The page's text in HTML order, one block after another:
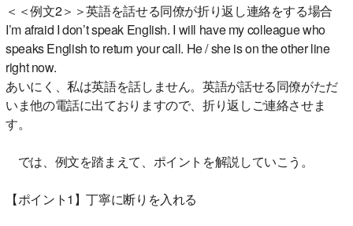
＜＜例文2＞＞英語を話せる同僚が折り返し連絡をする場合
I’m afraid I don’t speak English. I will have my colleague who
speaks English to return your call. He / she is on the other line
right now.
あいにく、私は英語を話しません。英語が話せる同僚がただ
いま他の電話に出ておりますので、折り返しご連絡させま
す。
では、例文を踏まえて、ポイントを解説していこう。
【ポイント1】丁寧に断りを入れる